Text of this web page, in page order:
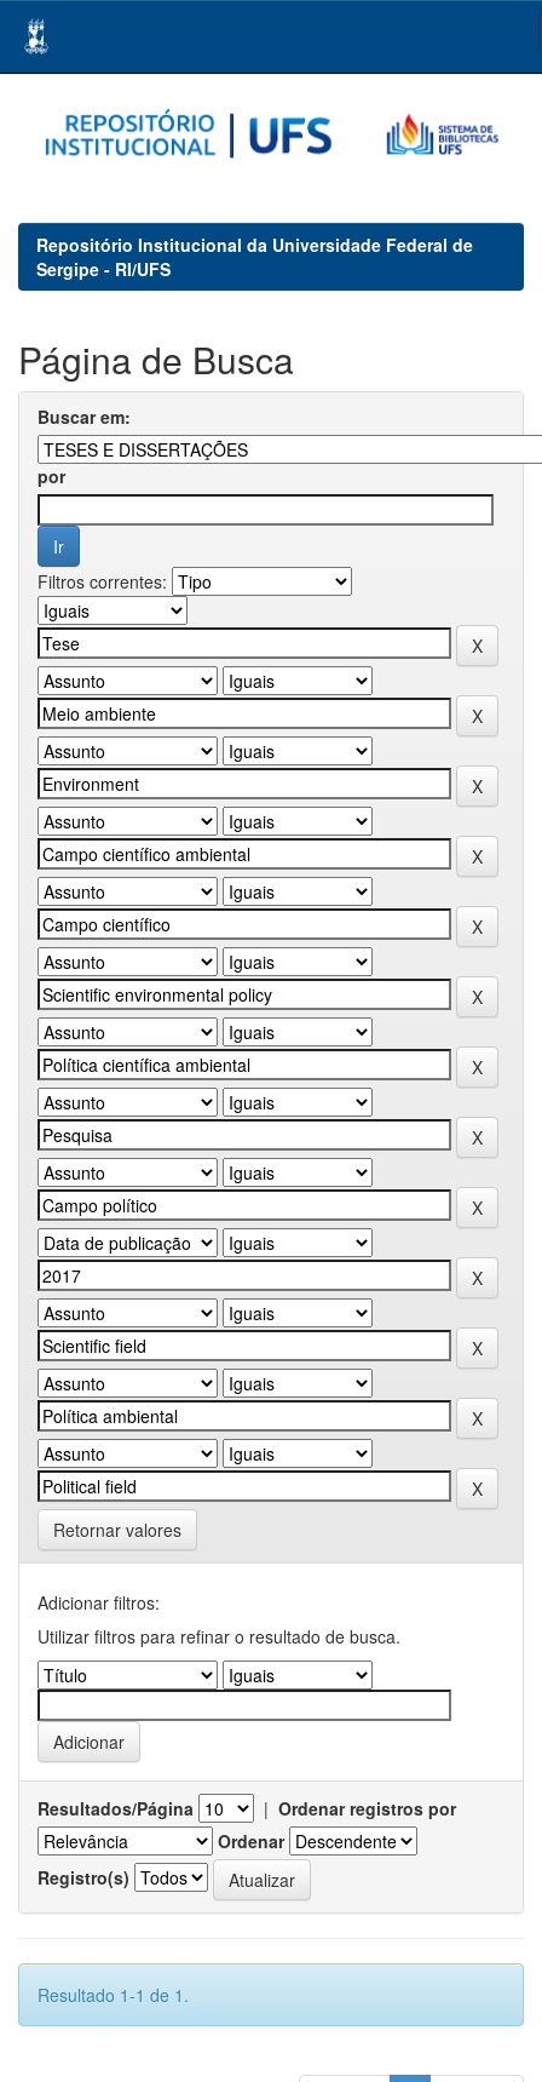
navigation
Repositório Institucional da Universidade Federal de
Sergipe - RI/UFS
Página de Busca
Buscar em:
por
Filtros correntes:
Retornar valores
Adicionar filtros:
Utilizar filtros para refinar o resultado de busca.
Resultados/Página | Ordenar registros por
Ordenar
Registro(s)
Resultado 1-1 de 1.